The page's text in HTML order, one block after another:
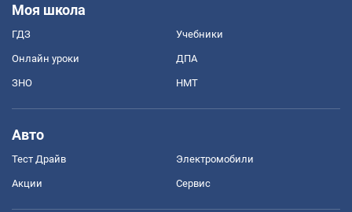
Моя школа
ГДЗ Учебники
Онлайн уроки ДПА
ЗНО НМТ
Авто
Тест Драйв Электромобили
Акции Сервис